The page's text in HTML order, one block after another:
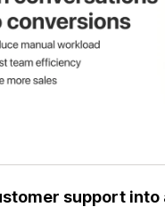
support into